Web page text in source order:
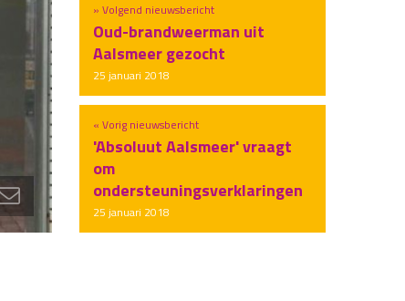
« Vorig nieuwsbericht
'Absoluut Aalsmeer' vraagt
om
ondersteuningsverklaringen
25 januari 2018
» Volgend nieuwsbericht
Oud-brandweerman uit
Aalsmeer gezocht
25 januari 2018